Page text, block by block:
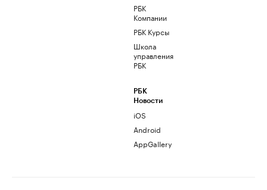
РБК
Компании
РБК Курсы
Школа
управления
РБК
РБК
Новости
iOS
Android
AppGallery